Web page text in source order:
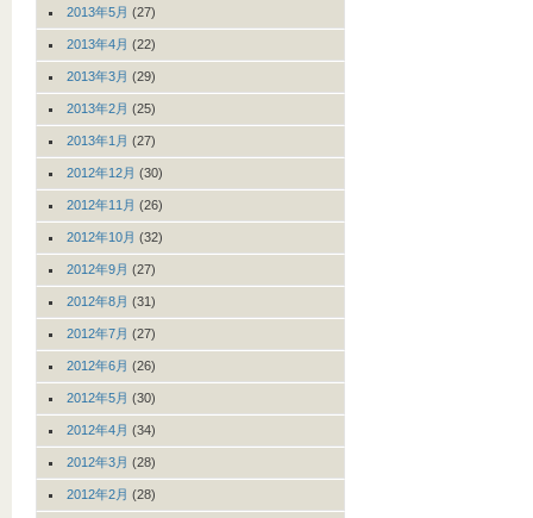
2013年5月 (27)
2013年4月 (22)
2013年3月 (29)
2013年2月 (25)
2013年1月 (27)
2012年12月 (30)
2012年11月 (26)
2012年10月 (32)
2012年9月 (27)
2012年8月 (31)
2012年7月 (27)
2012年6月 (26)
2012年5月 (30)
2012年4月 (34)
2012年3月 (28)
2012年2月 (28)